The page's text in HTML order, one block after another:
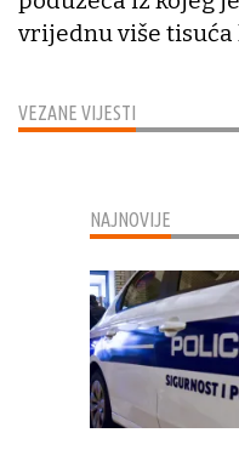
VEZANE VIJESTI
vrijednu više tisuća
NAJNOVIJE